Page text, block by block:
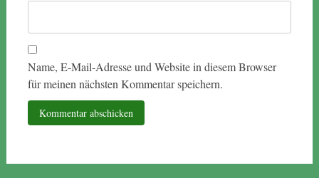
Name, E-Mail-Adresse und Website in diesem Browser
für meinen nächsten Kommentar speichern.